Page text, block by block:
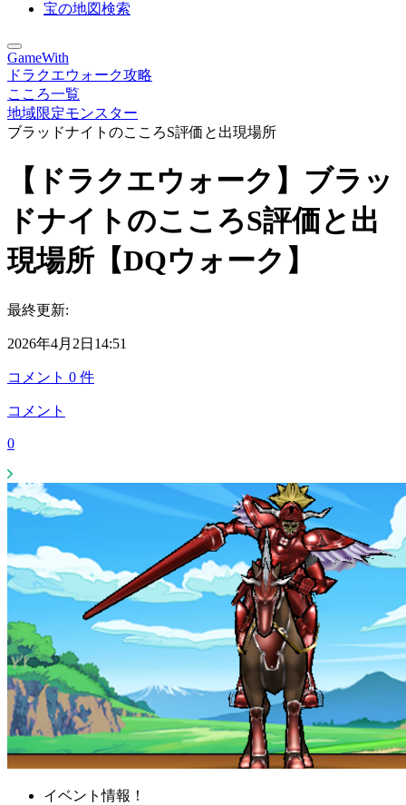
宝の地図検索
GameWith
ドラクエウォーク攻略
こころ一覧
地域限定モンスター
ブラッドナイトのこころS評価と出現場所
【ドラクエウォーク】ブラッ
ドナイトのこころS評価と出
現場所【DQウォーク】
最終更新:
2026年4月2日14:51
コメント 0 件
コメント
0
イベント情報！